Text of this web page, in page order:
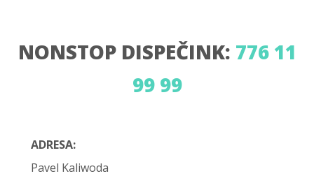
NONSTOP DISPEČINK: 776 11
99 99
ADRESA:
Pavel Kaliwoda